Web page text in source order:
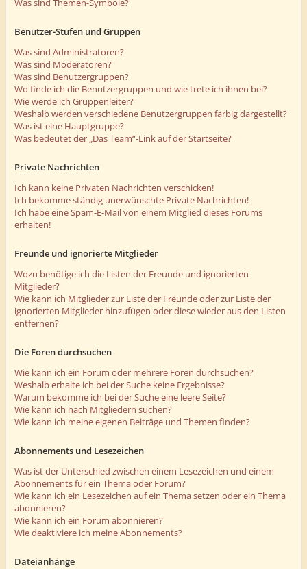
Was sind Themen-Symbole?
Benutzer-Stufen und Gruppen
Was sind Administratoren?
Was sind Moderatoren?
Was sind Benutzergruppen?
Wo finde ich die Benutzergruppen und wie trete ich ihnen bei?
Wie werde ich Gruppenleiter?
Weshalb werden verschiedene Benutzergruppen farbig dargestellt?
Was ist eine Hauptgruppe?
Was bedeutet der „Das Team“-Link auf der Startseite?
Private Nachrichten
Ich kann keine Privaten Nachrichten verschicken!
Ich bekomme ständig unerwünschte Private Nachrichten!
Ich habe eine Spam-E-Mail von einem Mitglied dieses Forums
erhalten!
Freunde und ignorierte Mitglieder
Wozu benötige ich die Listen der Freunde und ignorierten
Mitglieder?
Wie kann ich Mitglieder zur Liste der Freunde oder zur Liste der
ignorierten Mitglieder hinzufügen oder diese wieder aus den Listen
entfernen?
Die Foren durchsuchen
Wie kann ich ein Forum oder mehrere Foren durchsuchen?
Weshalb erhalte ich bei der Suche keine Ergebnisse?
Warum bekomme ich bei der Suche eine leere Seite?
Wie kann ich nach Mitgliedern suchen?
Wie kann ich meine eigenen Beiträge und Themen finden?
Abonnements und Lesezeichen
Was ist der Unterschied zwischen einem Lesezeichen und einem
Abonnements für ein Thema oder Forum?
Wie kann ich ein Lesezeichen auf ein Thema setzen oder ein Thema
abonnieren?
Wie kann ich ein Forum abonnieren?
Wie deaktiviere ich meine Abonnements?
Dateianhänge